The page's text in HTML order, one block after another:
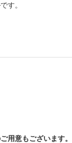
す。
用意もございます。